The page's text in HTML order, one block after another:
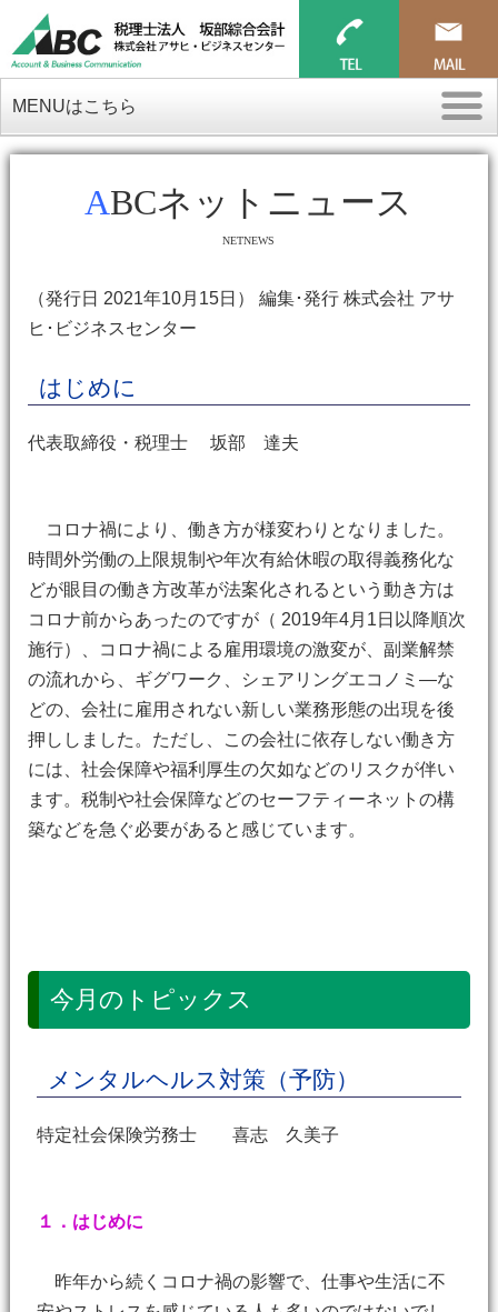
MENUはこちら
ABCネットニュース
NETNEWS
（発行日 2021年10月15日） 編集･発行 株式会社 アサ
ヒ･ビジネスセンター
はじめに
代表取締役・税理士 坂部 達夫
コロナ禍により、働き方が様変わりとなりました。
時間外労働の上限規制や年次有給休暇の取得義務化な
どが眼目の働き方改革が法案化されるという動き方は
コロナ前からあったのですが（ 2019年4月1日以降順次
施行）、コロナ禍による雇用環境の激変が、副業解禁
の流れから、ギグワーク、シェアリングエコノミ―な
どの、会社に雇用されない新しい業務形態の出現を後
押ししました。ただし、この会社に依存しない働き方
には、社会保障や福利厚生の欠如などのリスクが伴い
ます。税制や社会保障などのセーフティーネットの構
築などを急ぐ必要があると感じています。
今月のトピックス
メンタルヘルス対策（予防）
特定社会保険労務士 喜志 久美子
１．はじめに
昨年から続くコロナ禍の影響で、仕事や生活に不